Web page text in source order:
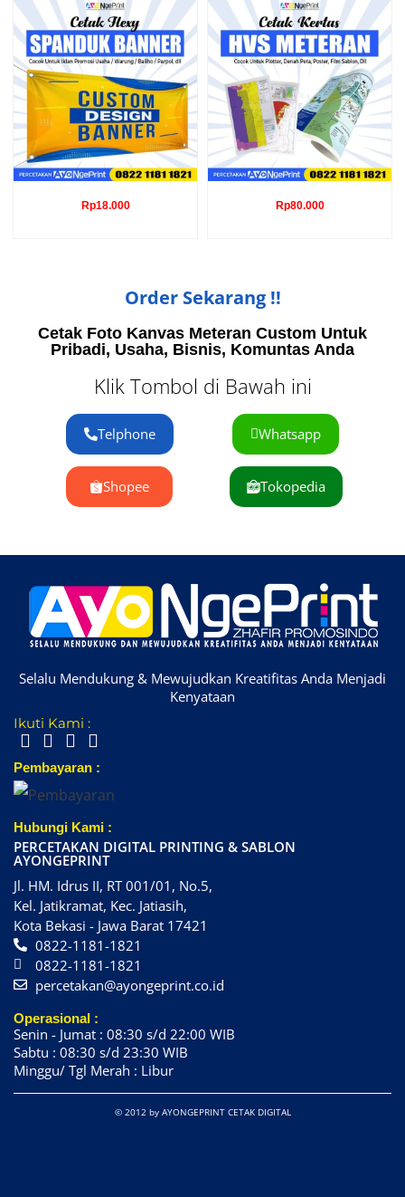
Rp18.000 Rp80.000
Order Sekarang !!
Cetak Foto Kanvas Meteran Custom Untuk
Pribadi, Usaha, Bisnis, Komuntas Anda
Klik Tombol di Bawah ini
Telphone Whatsapp
Shopee Tokopedia
Selalu Mendukung & Mewujudkan Kreatifitas Anda Menjadi
Kenyataan
Ikuti Kami :
Pembayaran :
Hubungi Kami :
PERCETAKAN DIGITAL PRINTING & SABLON
AYONGEPRINT
Jl. HM. Idrus II, RT 001/01, No.5,
Kel. Jatikramat, Kec. Jatiasih,
Kota Bekasi - Jawa Barat 17421
0822-1181-1821
0822-1181-1821
percetakan@ayongeprint.co.id
Operasional :
Senin - Jumat : 08:30 s/d 22:00 WIB
Sabtu : 08:30 s/d 23:30 WIB
Minggu/ Tgl Merah : Libur
© 2012 by AYONGEPRINT CETAK DIGITAL